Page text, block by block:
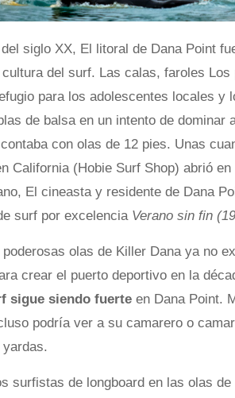
siglo XX, El litoral de Dana Point
del surf. Las calas, faroles
para los adolescentes locales y
de balsa en un intento de dominar
con olas de 12 pies. Unas
California (Hobie Surf Shop) abrió
El cineasta y residente de Dana
surf por excelencia Verano sin fin
olas de Killer Dana ya no
crear el puerto deportivo en la
sigue siendo fuerte en Dana Point.
podría ver a su camarero o
surfistas de longboard en las olas de